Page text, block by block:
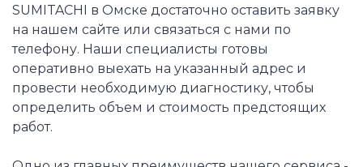
SUMITACHI в Омске достаточно оставить заявку
на нашем сайте или связаться с нами по
телефону. Наши специалисты готовы
оперативно выехать на указанный адрес и
провести необходимую диагностику, чтобы
определить объем и стоимость предстоящих
работ.